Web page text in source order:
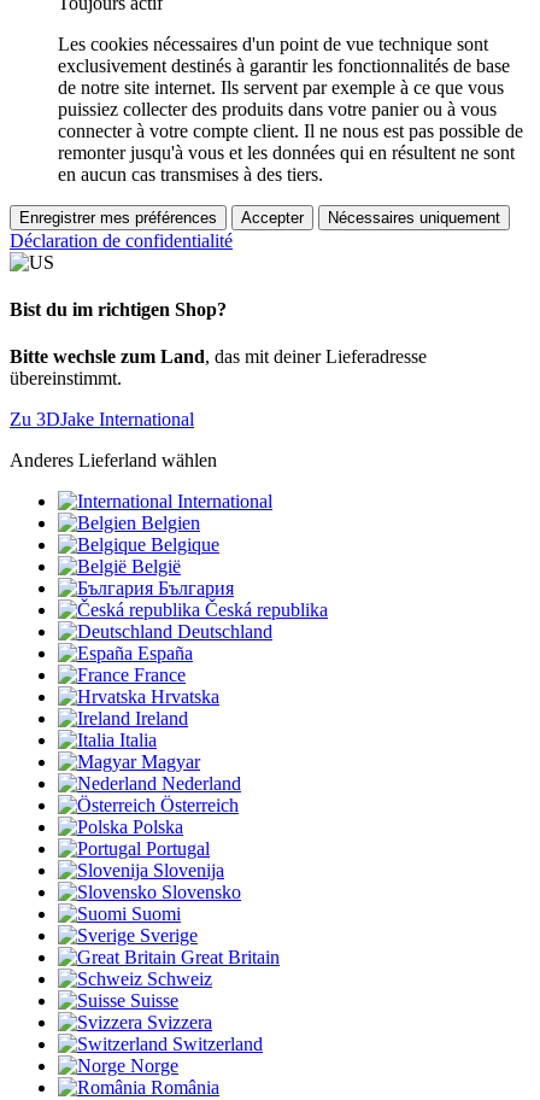
Les cookies nécessaires d'un point de vue technique sont
exclusivement destinés à garantir les fonctionnalités de base
de notre site internet. Ils servent par exemple à ce que vous
puissiez collecter des produits dans votre panier ou à vous
connecter à votre compte client. Il ne nous est pas possible de
remonter jusqu'à vous et les données qui en résultent ne sont
en aucun cas transmises à des tiers.
Enregistrer mes préférences Accepter Nécessaires uniquement
Déclaration de confidentialité
Bist du im richtigen Shop?
Bitte wechsle zum Land, das mit deiner Lieferadresse
übereinstimmt.
Zu 3DJake International
Anderes Lieferland wählen
International
Belgien
Belgique
België
България
Česká republika
Deutschland
España
France
Hrvatska
Ireland
Italia
Magyar
Nederland
Österreich
Polska
Portugal
Slovenija
Slovensko
Suomi
Sverige
Great Britain
Schweiz
Suisse
Svizzera
Switzerland
Norge
România